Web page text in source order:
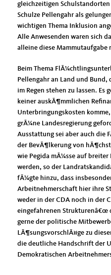
gleichzeitigen
Schulze Pellengahr als
wichtigen Thema Inklusion
Alle Anwesenden waren sich
alleine diese
Beim Thema
Pellengahr an Land und
im Regen stehen zu lassen. Es
keiner auskÃ¶mmlichen
Unterbringungskosten
grÃ¼ne Landesregierung
Ausstattung sei aber auch die
der BevÃ¶lkerung von
wie Pegida mÃ¼sse auf
werden, so der
fÃ¼gte hinzu, dass
Arbeitnehmerschaft hier ihre
weder in der CDA noch in der
eingefahrenen Strukturenâ€œ
gerne der politische
LÃ¶sungsvorschlÃ¤ge zu
die deutliche Handschrift der
Demokratischen